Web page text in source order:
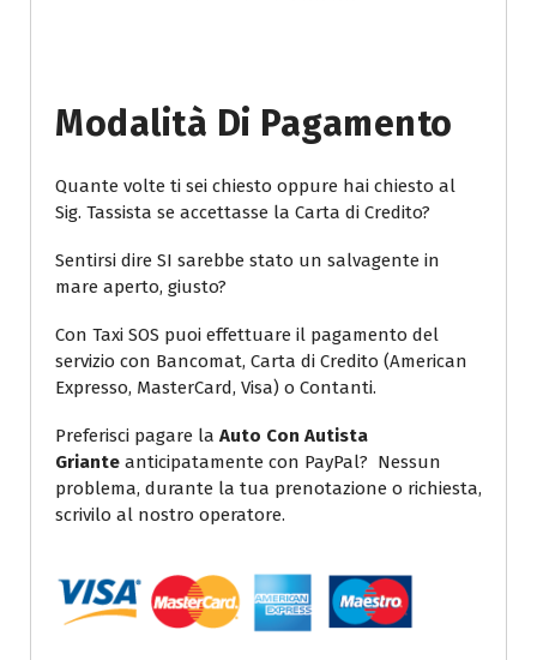
Modalità Di Pagamento
Quante volte ti sei chiesto oppure hai chiesto al
Sig. Tassista se accettasse la Carta di Credito?
Sentirsi dire SI sarebbe stato un salvagente in
mare aperto, giusto?
Con Taxi SOS puoi effettuare il pagamento del
servizio con Bancomat, Carta di Credito (American
Expresso, MasterCard, Visa) o Contanti.
Preferisci pagare la Auto Con Autista
Griante anticipatamente con PayPal? Nessun
problema, durante la tua prenotazione o richiesta,
scrivilo al nostro operatore.